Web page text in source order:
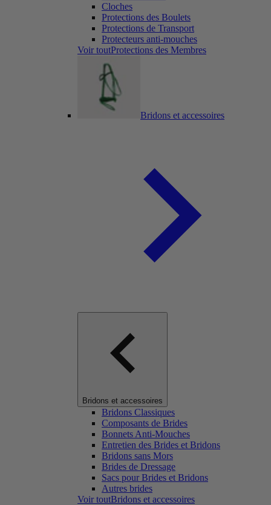
Cloches
Protections des Boulets
Protections de Transport
Protecteurs anti-mouches
Voir toutProtections des Membres
Bridons et accessoires
Bridons et accessoires
Bridons Classiques
Composants de Brides
Bonnets Anti-Mouches
Entretien des Brides et Bridons
Bridons sans Mors
Brides de Dressage
Sacs pour Brides et Bridons
Autres brides
Voir toutBridons et accessoires